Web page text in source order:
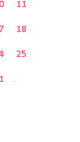
11
18
25